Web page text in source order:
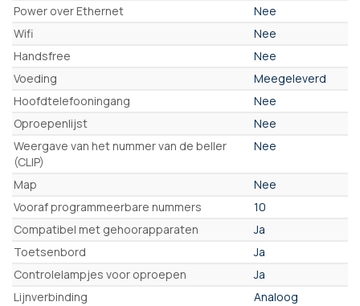
Power over Ethernet
Nee
Wifi
Nee
Handsfree
Nee
Voeding
Meegeleverd
Hoofdtelefooningang
Nee
Oproepenlijst
Nee
Weergave van het nummer van de beller
(CLIP)
Nee
Map
Nee
Vooraf programmeerbare nummers
10
Compatibel met gehoorapparaten
Ja
Toetsenbord
Ja
Controlelampjes voor oproepen
Ja
Lijnverbinding
Analoog